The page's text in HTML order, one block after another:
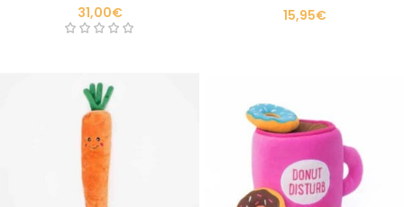
31,00€
15,95€